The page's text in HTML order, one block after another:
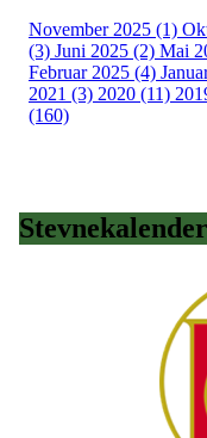
November 2025 (1)
(3) Juni 2025 (2) Mai
Februar 2025 (4)
2021 (3) 2020 (11)
(160)
Stevnekalender